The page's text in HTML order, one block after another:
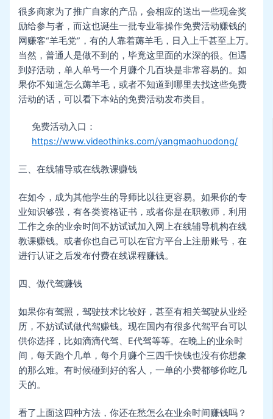
很多商家为了推广自家的产品，会相应的送出一些现金奖
励给参与者，而这也诞生一批专业靠操作免费活动赚钱的
网赚客“羊毛党”，有的人靠着薅羊毛，日入上千甚至上万。
当然，普通人是做不到的，毕竟这里面的水深的很。但遇
到好活动，单人单号一个月赚个几百块是非常容易的。如
果你不知道怎么薅羊毛，或者不知道到哪里去找这些免费
活动的话，可以看下本站的免费活动发布类目。
免费活动入口：
https://www.videothinks.com/yangmaohuodong/
三、在线辅导或在线教课赚钱
在如今，成为其他学生的导师比以往更容易。如果你的专
业知识够强，有各类资格证书，或者你是在职教师，利用
工作之余的业余时间不妨试试加入网上在线辅导机构在线
教课赚钱。或者你也自己可以在官方平台上注册账号，在
进行认证之后发布付费在线课程赚钱。
四、做代驾赚钱
如果你有驾照，驾驶技术比较好，甚至有相关驾驶从业经
历，不妨试试做代驾赚钱。现在国内有很多代驾平台可以
供你选择，比如滴滴代驾、E代驾等等。在晚上的业余时
间，每天跑个几单，每个月赚个三四千快钱也没有你想象
的那么难。有时候碰到好的客人，一单的小费都够你吃几
天的。
看了上面这四种方法，你还在愁怎么在业余时间赚钱吗？